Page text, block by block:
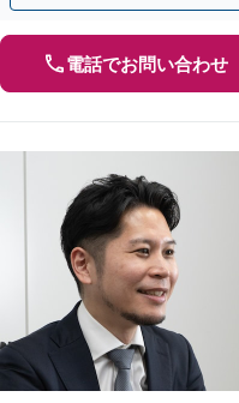
電話でお問い合わせ